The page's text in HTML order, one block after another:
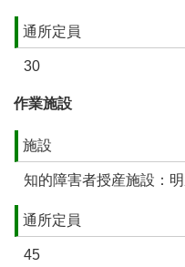
通所定員
30
作業施設
施設
知的障害者授産施設：明
通所定員
45